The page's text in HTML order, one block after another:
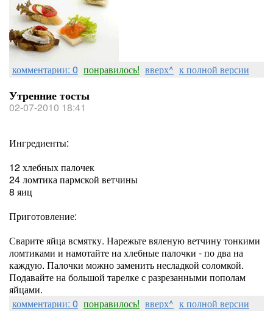
комментарии: 0 понравилось! вверх^ к полной версии
Утренние тосты
02-07-2010 18:41
Ингредиенты:
12 хлебных палочек
24 ломтика пармской ветчины
8 яиц
Приготовление:
Сварите яйца всмятку. Нарежьте вяленую ветчину тонкими
ломтиками и намотайте на хлебные палочки - по два на
каждую. Палочки можно заменить несладкой соломкой.
Подавайте на большой тарелке с разрезанными пополам
яйцами.
комментарии: 0 понравилось! вверх^ к полной версии